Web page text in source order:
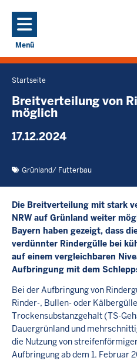
Menü
Navigation aktivieren/deaktivieren:
Sie
befinden
sich
Startseite
Breitverteilung von
möglich
17.12.2024
Grünland/ Futterbau
Die Breitverteilung mit stark
NRW auf Grünland weiter
Bayern haben gezeigt, dass
verdünnter Rindergülle bei
auf einem vergleichbaren
Aufbringung mit dem
Bei der Aufbringung von
Rinder-, Bullen- oder
Trockensubstanzgehalt (TS-
Dauergrünland und
die Nutzung von
Aufbringung ab dem 1. Februar